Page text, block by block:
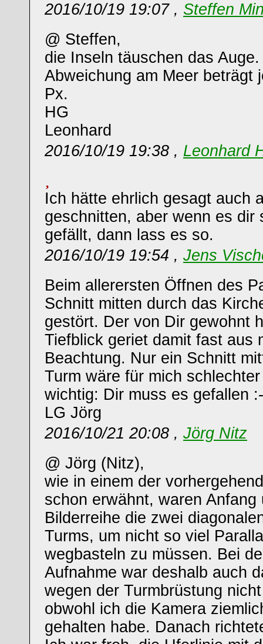
2016/10/19 19:07 , Steffen
@ Steffen,
die Inseln täuschen das
Abweichung am Meer beträgt
Px.
HG
Leonhard
2016/10/19 19:38 , Leonhard
Ich hätte ehrlich gesagt auch
geschnitten, aber wenn es dir
gefällt, dann lass es so.
2016/10/19 19:54 , Jens
Beim allerersten Öffnen des
Schnitt mitten durch das
gestört. Der von Dir gewohnt
Tiefblick geriet damit fast aus
Beachtung. Nur ein Schnitt
Turm wäre für mich
wichtig: Dir muss es gefallen
LG Jörg
2016/10/21 20:08 , Jörg Nitz
@ Jörg (Nitz),
wie in einem der
schon erwähnt, waren Anfang
Bilderreihe die zwei
Turms, um nicht so viel
wegbasteln zu müssen. Bei
Aufnahme war deshalb auch
wegen der Turmbrüstung
obwohl ich die Kamera
gehalten habe. Danach